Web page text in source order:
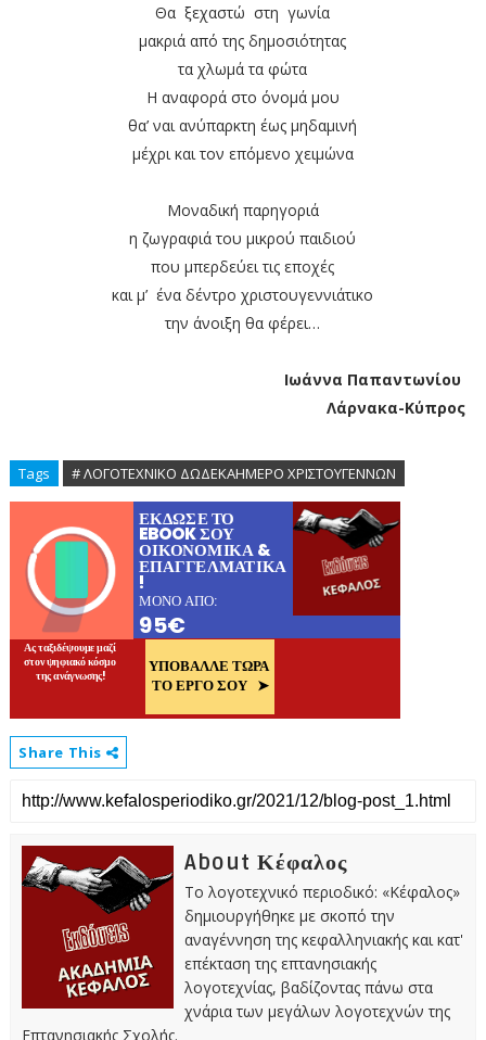
Θα ξεχαστώ στη γωνία
μακριά από της δημοσιότητας
τα χλωμά τα φώτα
Η αναφορά στο όνομά μου
θα’ ναι ανύπαρκτη έως μηδαμινή
μέχρι και τον επόμενο χειμώνα
Μοναδική παρηγοριά
η ζωγραφιά του μικρού παιδιού
που μπερδεύει τις εποχές
και μ’ ένα δέντρο χριστουγεννιάτικο
την άνοιξη θα φέρει…
Ιωάννα Παπαντωνίου
Λάρνακα-Κύπρος
Tags # ΛΟΓΟΤΕΧΝΙΚΟ ΔΩΔΕΚΑΗΜΕΡΟ ΧΡΙΣΤΟΥΓΕΝΝΩΝ
Share This
About Κέφαλος
Το λογοτεχνικό περιοδικό: «Κέφαλος»
δημιουργήθηκε με σκοπό την
αναγέννηση της κεφαλληνιακής και κατ'
επέκταση της επτανησιακής
λογοτεχνίας, βαδίζοντας πάνω στα
χνάρια των μεγάλων λογοτεχνών της
Επτανησιακής Σχολής.